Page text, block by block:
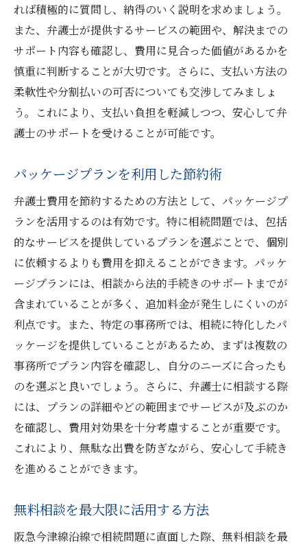
れば積極的に質問し、納得のいく説明を求めましょう。
また、弁護士が提供するサービスの範囲や、解決までの
サポート内容も確認し、費用に見合った価値があるかを
慎重に判断することが大切です。さらに、支払い方法の
柔軟性や分割払いの可否についても交渉してみましょ
う。これにより、支払い負担を軽減しつつ、安心して弁
護士のサポートを受けることが可能です。
パッケージプランを利用した節約術
弁護士費用を節約するための方法として、パッケージプ
ランを活用するのは有効です。特に相続問題では、包括
的なサービスを提供しているプランを選ぶことで、個別
に依頼するよりも費用を抑えることができます。パッケ
ージプランには、相談から法的手続きのサポートまでが
含まれていることが多く、追加料金が発生しにくいのが
利点です。また、特定の事務所では、相続に特化したパ
ッケージを提供していることがあるため、まずは複数の
事務所でプラン内容を確認し、自分のニーズに合ったも
のを選ぶと良いでしょう。さらに、弁護士に相談する際
には、プランの詳細やどの範囲までサービスが及ぶのか
を確認し、費用対効果を十分考慮することが重要です。
これにより、無駄な出費を防ぎながら、安心して手続き
を進めることができます。
無料相談を最大限に活用する方法
阪急今津線沿線で相続問題に直面した際、無料相談を最